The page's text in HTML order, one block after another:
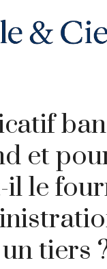
et
il le
un tiers